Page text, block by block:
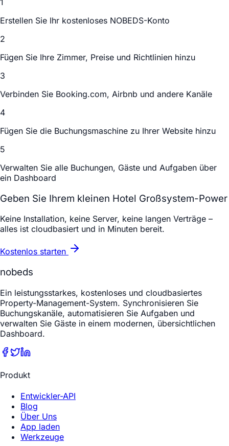
1
Erstellen Sie Ihr kostenloses NOBEDS-Konto
2
Fügen Sie Ihre Zimmer, Preise und Richtlinien hinzu
3
Verbinden Sie Booking.com, Airbnb und andere Kanäle
4
Fügen Sie die Buchungsmaschine zu Ihrer Website hinzu
5
Verwalten Sie alle Buchungen, Gäste und Aufgaben über
ein Dashboard
Geben Sie Ihrem kleinen Hotel Großsystem-Power
Keine Installation, keine Server, keine langen Verträge –
alles ist cloudbasiert und in Minuten bereit.
Kostenlos starten
nobeds
Ein leistungsstarkes, kostenloses und cloudbasiertes
Property-Management-System. Synchronisieren Sie
Buchungskanäle, automatisieren Sie Aufgaben und
verwalten Sie Gäste in einem modernen, übersichtlichen
Dashboard.
Produkt
Entwickler-API
Blog
Über Uns
App laden
Werkzeuge